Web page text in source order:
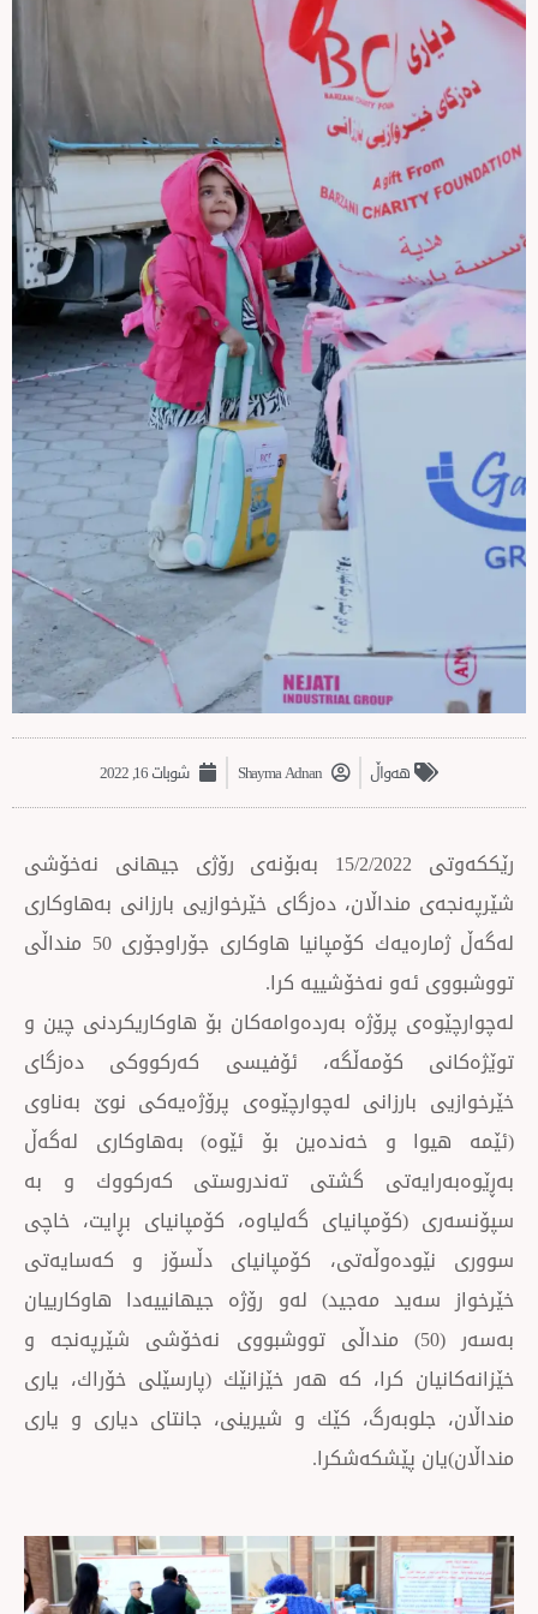
Shayma Adnan شوبات 16, 2022
رێككەوتی 15/2/2022 بەبۆنەی رۆژی جیهانی نەخۆشی
دەزگای خێرخوازیی بارزانی بەهاوكاری
لەگەڵ ژمارەیەك كۆمپانیا هاوكاری جۆراوجۆری 50 منداڵی
نەخۆشییە كرا.
پرۆژە بەردەوامەكان بۆ هاوكاریكردنی چین و
كۆمەڵگە، ئۆفیسی كەركووكی دەزگای
لەچوارچێوەی پرۆژەیەكی نوێ بەناوی
و خەندەین بۆ ئێوە) بەهاوكاری لەگەڵ
گشتی تەندروستی كەركووك و بە
گەلیاوە، كۆمپانیای بڕایت، خاچی
كۆمپانیای دڵسۆز و كەسایەتی
مەجید) لەو رۆژە جیهانییەدا هاوكارییان
بەسەر (50) منداڵی تووشبووی نەخۆشی شێرپەنجە و
كرا، كە هەر خێزانێك (پارسێلی خۆراك، یاری
كێك و شیرینی، جانتای دیاری و یاری
پێشكەشكرا.